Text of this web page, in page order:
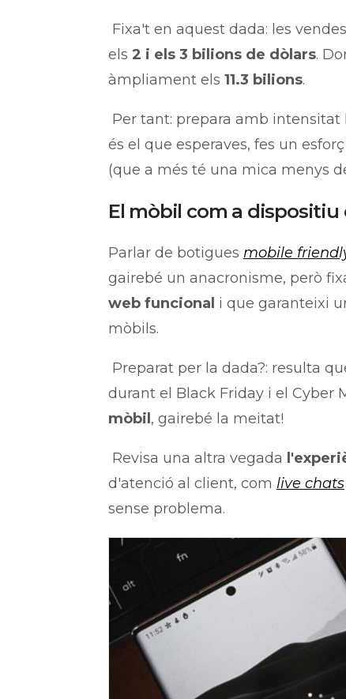
Fixa't en aquest dada: les
els 2 i els 3 bilions de dòlars.
àmpliament els 11.3 bilions.
Per tant: prepara amb intensitat
és el que esperaves, fes un
(que a més té una mica menys
El mòbil com a dispositiu
Parlar de botigues mobile
gairebé un anacronisme, però
web funcional i que garanteixi
mòbils.
Preparat per la dada?: resulta
durant el Black Friday i el Cyber
mòbil , gairebé la meitat!
Revisa una altra vegada
d'atenció al client, com live chats
sense problema.